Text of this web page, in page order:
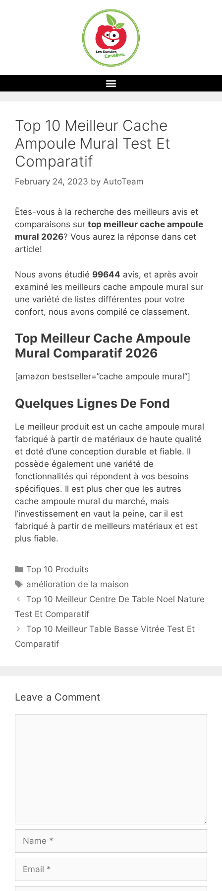
Top 10 Meilleur Cache
Ampoule Mural Test Et
Comparatif
February 24, 2023 by AutoTeam
Êtes-vous à la recherche des meilleurs avis et
comparaisons sur top meilleur cache ampoule
mural 2026? Vous aurez la réponse dans cet
article!
Nous avons étudié 99644 avis, et après avoir
examiné les meilleurs cache ampoule mural sur
une variété de listes différentes pour votre
confort, nous avons compilé ce classement.
Top Meilleur Cache Ampoule
Mural Comparatif 2026
[amazon bestseller=”cache ampoule mural”]
Quelques Lignes De Fond
Le meilleur produit est un cache ampoule mural
fabriqué à partir de matériaux de haute qualité
et doté d’une conception durable et fiable. Il
possède également une variété de
fonctionnalités qui répondent à vos besoins
spécifiques. Il est plus cher que les autres
cache ampoule mural du marché, mais
l’investissement en vaut la peine, car il est
fabriqué à partir de meilleurs matériaux et est
plus fiable.
Top 10 Produits
amélioration de la maison
Top 10 Meilleur Centre De Table Noel Nature
Test Et Comparatif
Top 10 Meilleur Table Basse Vitrée Test Et
Comparatif
Leave a Comment